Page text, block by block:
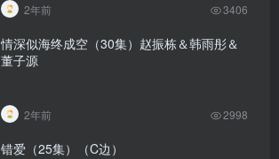
2年前 3406
情深似海终成空（30集）赵振栋＆韩雨彤＆
董子源
2年前 2998
错爱（25集）（C边）